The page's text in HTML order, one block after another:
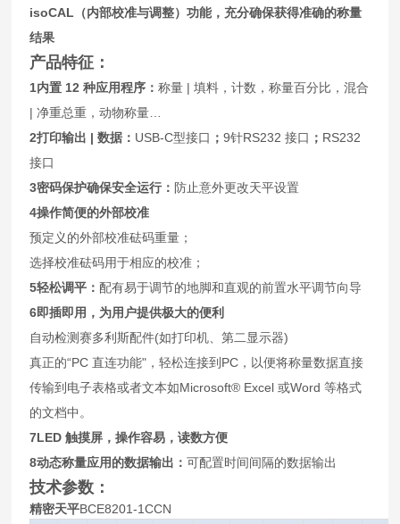
isoCAL （内部校准与调整）功能，充分确保获得准确的称量
结果
产品特征：
1内置 12 种应用程序：称量 | 填料，计数，称量百分比，混合
| 净重总重，动物称量…
2打印输出 | 数据： USB-C型接口 ；9针RS232 接口 ； RS232
接口
3密码保护确保安全运行： 防止意外更改天平设置
4操作简便的外部校准
预定义的外部校准砝码重量；
选择校准砝码用于相应的校准；
5轻松调平：配有易于调节的地脚和直观的前置水平调节向导
6即插即用，为用户提供极大的便利
自动检测赛多利斯配件(如打印机、第二显示器)
真正的“PC 直连功能"，轻松连接到PC，以便将称量数据直接
传输到电子表格或者文本如Microsoft® Excel 或Word 等格式
的文档中。
7LED触摸屏，操作容易，读数方便
8动态称量应用的数据输出：可配置时间间隔的数据输出
技术参数：
精密天平BCE8201-1CCN